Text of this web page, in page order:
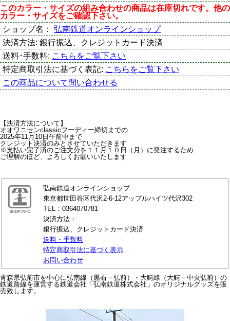
このカラー・サイズの組み合わせの商品は在庫切れです。他の
カラー・サイズをご確認下さい。
ショップ名： 弘南鉄道オンラインショップ
決済方法: 銀行振込、クレジットカード決済
送料･手数料: こちらをご覧下さい
特定商取引法に基づく表記: こちらをご覧下さい
この商品について問い合わせる
【決済方法について】
オオワニセンclassicフーディー締切までの
2025年11月10日午前中まで
クレジット決済のみとさせていただきます
※支払い完了済のご注文分を１１月１０日（月）に発注するため
ご理解のほど、よろしくお願いいたします
弘南鉄道オンラインショップ
東京都世田谷区代沢2-6-12アップルハイツ代沢302
TEL：0364070781
決済方法：
銀行振込、クレジットカード決済
送料・手数料
特定商取引法に基づく表示
お問い合わせ
青森県弘前市を中心に弘南線（黒石－弘前）・大鰐線（大鰐－中央弘前）の
鉄道路線を運営する鉄道会社「弘南鉄道株式会社」のオリジナルグッズを販
売致します。